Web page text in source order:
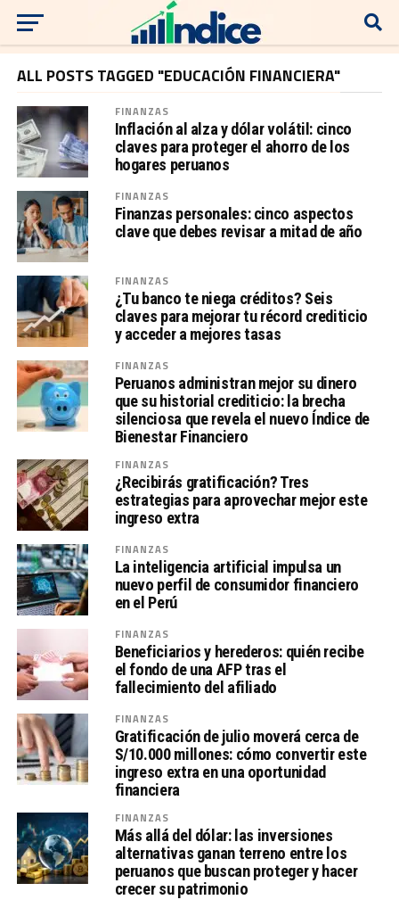
ALL POSTS TAGGED "EDUCACIÓN FINANCIERA"
FINANZAS
Inflación al alza y dólar volátil: cinco
claves para proteger el ahorro de los
hogares peruanos
FINANZAS
Finanzas personales: cinco aspectos
clave que debes revisar a mitad de año
FINANZAS
¿Tu banco te niega créditos? Seis
claves para mejorar tu récord crediticio
y acceder a mejores tasas
FINANZAS
Peruanos administran mejor su dinero
que su historial crediticio: la brecha
silenciosa que revela el nuevo Índice de
Bienestar Financiero
FINANZAS
¿Recibirás gratificación? Tres
estrategias para aprovechar mejor este
ingreso extra
FINANZAS
La inteligencia artificial impulsa un
nuevo perfil de consumidor financiero
en el Perú
FINANZAS
Beneficiarios y herederos: quién recibe
el fondo de una AFP tras el
fallecimiento del afiliado
FINANZAS
Gratificación de julio moverá cerca de
S/10.000 millones: cómo convertir este
ingreso extra en una oportunidad
financiera
FINANZAS
Más allá del dólar: las inversiones
alternativas ganan terreno entre los
peruanos que buscan proteger y hacer
crecer su patrimonio